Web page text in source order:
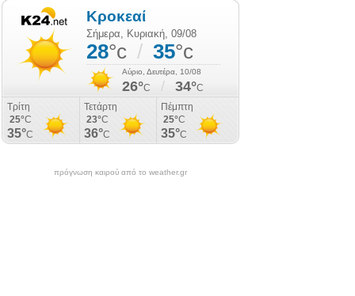
πρόγνωση καιρού από το weather.gr